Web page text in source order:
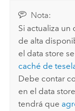
Nota:
Si actualiza un
de alta
el data store
caché de
Debe contar
en el data
tendrá que